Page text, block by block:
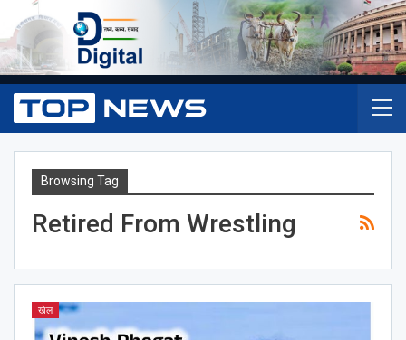
Browsing Tag
Retired From Wrestling
खेल